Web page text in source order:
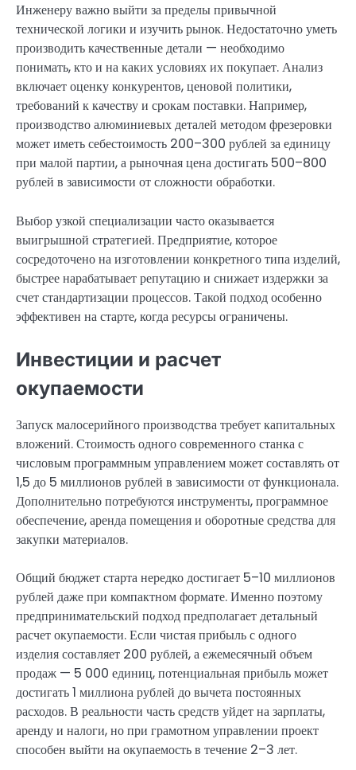
Инженеру важно выйти за пределы привычной
технической логики и изучить рынок. Недостаточно уметь
производить качественные детали — необходимо
понимать, кто и на каких условиях их покупает. Анализ
включает оценку конкурентов, ценовой политики,
требований к качеству и срокам поставки. Например,
производство алюминиевых деталей методом фрезеровки
может иметь себестоимость 200–300 рублей за единицу
при малой партии, а рыночная цена достигать 500–800
рублей в зависимости от сложности обработки.
Выбор узкой специализации часто оказывается
выигрышной стратегией. Предприятие, которое
сосредоточено на изготовлении конкретного типа изделий,
быстрее нарабатывает репутацию и снижает издержки за
счет стандартизации процессов. Такой подход особенно
эффективен на старте, когда ресурсы ограничены.
Инвестиции и расчет
окупаемости
Запуск малосерийного производства требует капитальных
вложений. Стоимость одного современного станка с
числовым программным управлением может составлять от
1,5 до 5 миллионов рублей в зависимости от функционала.
Дополнительно потребуются инструменты, программное
обеспечение, аренда помещения и оборотные средства для
закупки материалов.
Общий бюджет старта нередко достигает 5–10 миллионов
рублей даже при компактном формате. Именно поэтому
предпринимательский подход предполагает детальный
расчет окупаемости. Если чистая прибыль с одного
изделия составляет 200 рублей, а ежемесячный объем
продаж — 5 000 единиц, потенциальная прибыль может
достигать 1 миллиона рублей до вычета постоянных
расходов. В реальности часть средств уйдет на зарплаты,
аренду и налоги, но при грамотном управлении проект
способен выйти на окупаемость в течение 2–3 лет.